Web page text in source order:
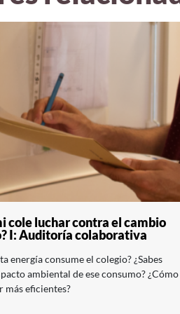
cole luchar contra el cambio
I: Auditoría colaborativa
energía consume el colegio? ¿Sabes
ambiental de ese consumo? ¿Cómo
más eficientes?